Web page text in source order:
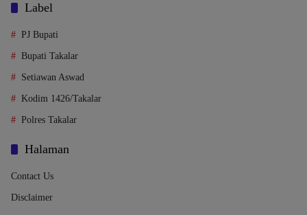
Label
PJ Bupati
Bupati Takalar
Setiawan Aswad
Kodim 1426/Takalar
Polres Takalar
Halaman
Contact Us
Disclaimer